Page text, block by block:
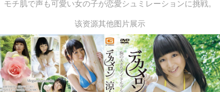
モチ肌で声も可愛い女の子が恋愛シュミレーションに挑戦。
该资源其他图片展示